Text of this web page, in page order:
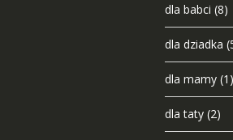
dla babci (8)
dla dziadka
dla mamy (1)
dla taty (2)